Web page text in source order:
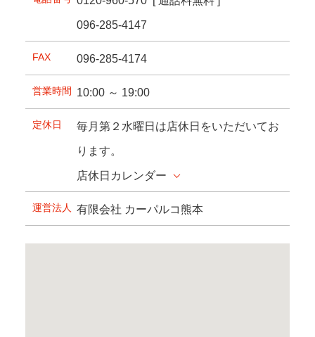
096-285-4147
FAX 096-285-4174
営業時間 10:00 ～ 19:00
定休日 毎月第２水曜日は店休日をいただいてお
ります。
店休日カレンダー
運営法人 有限会社 カーパルコ熊本